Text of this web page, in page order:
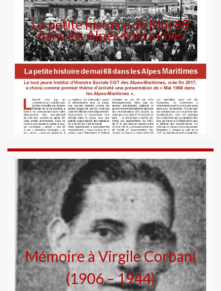
La petite histoire de Mai 68
dans les Alpes-Maritimes
Mémoire à Virgile Corbani
(1906 – 1944)